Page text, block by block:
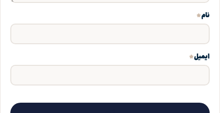
نام*
ایمیل*